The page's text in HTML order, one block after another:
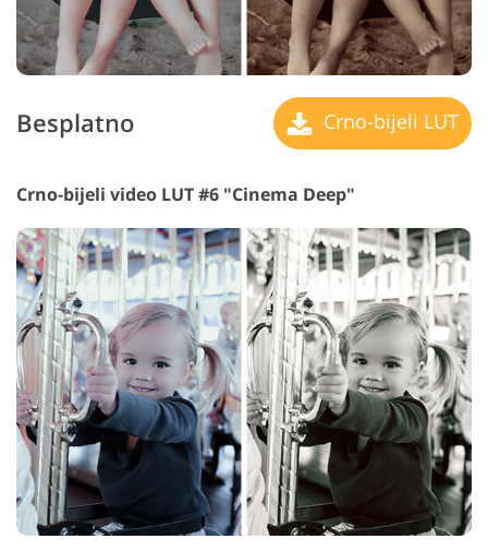
Besplatno Crno-bijeli LUT
Crno-bijeli video LUT #6 "Cinema Deep"